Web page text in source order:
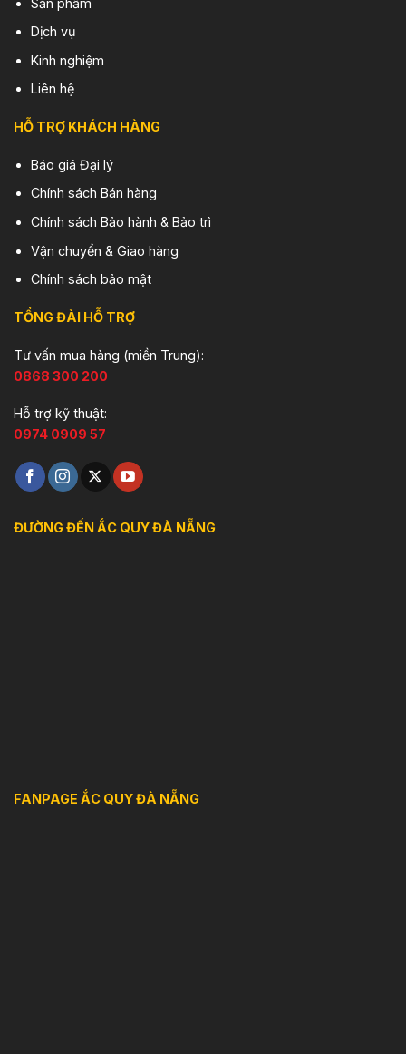
Dịch vụ
Kinh nghiệm
Liên hệ
HỖ TRỢ KHÁCH HÀNG
Báo giá Đại lý
Chính sách Bán hàng
Chính sách Bảo hành & Bảo trì
Vận chuyển & Giao hàng
Chính sách bảo mật
TỔNG ĐÀI HỖ TRỢ
Tư vấn mua hàng (miền Trung):
0868 300 200
Hỗ trợ kỹ thuật:
0974 0909 57
ĐƯỜNG ĐẾN ẮC QUY ĐÀ NẴNG
FANPAGE ẮC QUY ĐÀ NẴNG